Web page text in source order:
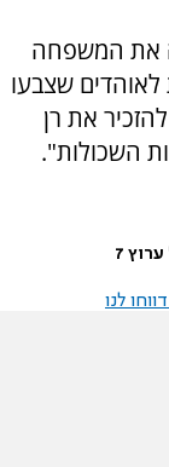
את המשפחה
לאוהדים שצבעו
את רן
השכולות".
7
לנו